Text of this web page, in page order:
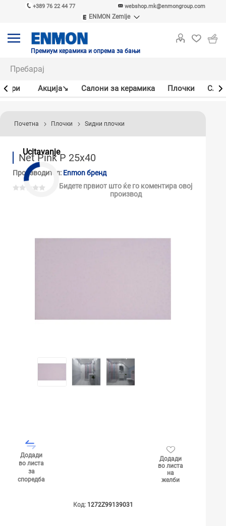
+389 76 22 44 77 webshop.mk@enmongroup.com
ENMON Zemlje
ENMON MKD
Премиум керамика и опрема за бањи
Акцијa↘ Салони за керамика Плочки
Ucitavanje
Почетна Плочки Ѕидни плочки
Net Pink P 25x40
Производител: Enmon бренд
Бидете првиот што ќе го коментира овој
производ
Додади
во листа
за
споредба
Додади
во листа
на
желби
Код: 1272Z99139031